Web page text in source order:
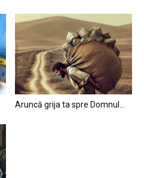
Aruncă grija ta spre Domnul…